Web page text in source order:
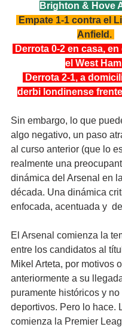
Brighton & Hove
Anfield.
el West
derbi londinense
Sin embargo, lo que
algo negativo, un paso
al curso anterior (que lo
realmente una
dinámica del Arsenal en
década. Una dinámica
enfocada, acentuada y
El Arsenal comienza la
entre los candidatos al
Mikel Arteta, por motivos
anteriormente a su
puramente históricos y no
deportivos. Pero lo hace.
comienza la Premier